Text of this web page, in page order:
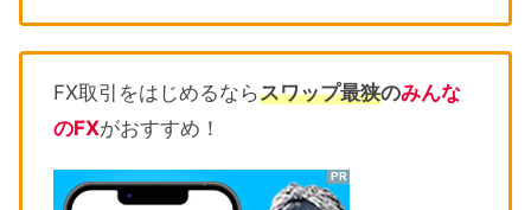
FX取引をはじめるならスワップ最狭のみんな
のFXがおすすめ！